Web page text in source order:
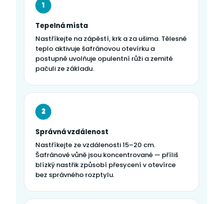
1
Tepelná místa
Nastříkejte na zápěstí, krk a za ušima. Tělesné
teplo aktivuje šafránovou otevírku a
postupně uvolňuje opulentní růži a zemité
pačuli ze základu.
2
Správná vzdálenost
Nastříkejte ze vzdálenosti 15–20 cm.
Šafránové vůně jsou koncentrované — příliš
blízký nastřik způsobí přesycení v otevírce
bez správného rozptylu.